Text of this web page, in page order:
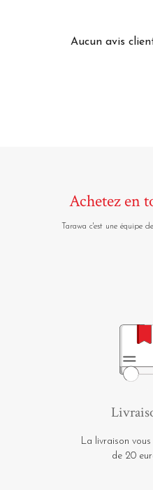
Aucun avis
Achetez en
Tarawa c'est une équipe
La livraison
de 20